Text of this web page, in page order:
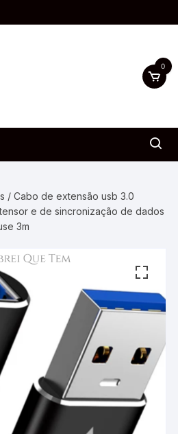
0
/ Cabo de extensão usb 3.0
e de sincronização de dados
3m